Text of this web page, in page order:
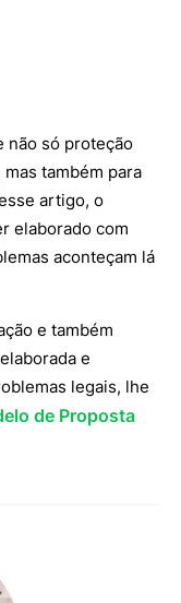
não só proteção
também para
artigo, o
elaborado com
aconteçam lá
e também
e
legais, lhe
de Proposta